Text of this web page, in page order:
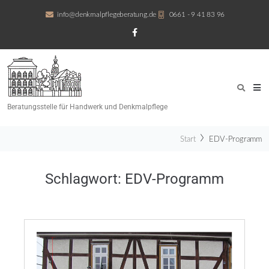
info@denkmalpflegeberatung.de 0661 - 9 41 83 96
Beratungsstelle für Handwerk und Denkmalpflege
Start EDV-Programm
Schlagwort: EDV-Programm